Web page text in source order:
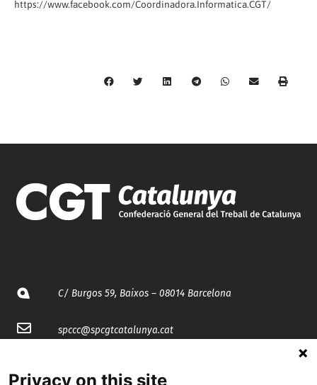
https://www.facebook.com/Coordinadora.Informatica.CGT/
C/ Burgos 59, Baixos – 08014 Barcelona
spccc@spcgtcatalunya.cat
Privacy on this site